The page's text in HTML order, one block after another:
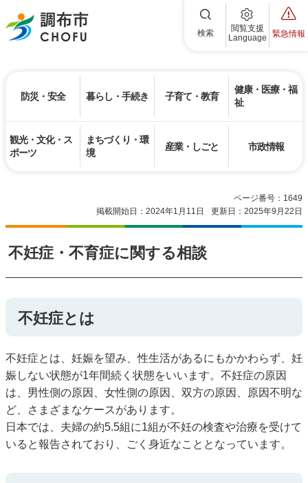
調布市 検索
閲覧支援
Language
緊急情報
防災・安全 暮らし・手続き 子育て・教育
健康・医療・福
祉
観光・文化・ス
ポーツ
まちづくり・環
境
産業・しごと 市政情報
ページ番号：1649
掲載開始日：2024年1月11日
更新日：2025年9月22日
不妊症・不育症に関する相談
不妊症とは
不妊症とは、妊娠を望み、性生活があるにもかかわらず、妊
娠しない状態が1年間続く状態をいいます。不妊症の原因
は、男性側の原因、女性側の原因、双方の原因、原因不明な
ど、さまざまなケースがあります。
日本では、夫婦の約5.5組に1組が不妊の検査や治療を受けて
いると報告されており、ごく身近なこととなっています。